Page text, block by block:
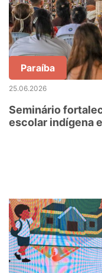
Paraíba
25.06.2026
Seminário
escolar indígena